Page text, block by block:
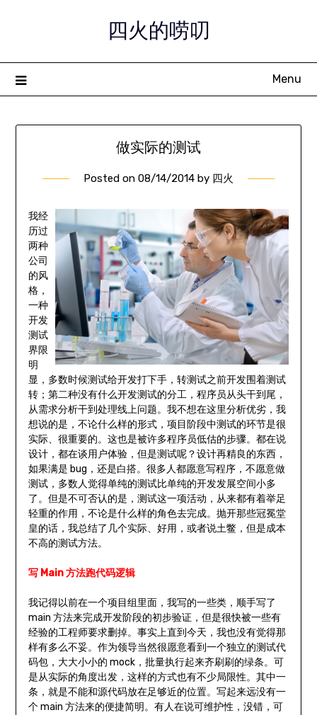
四火的唠叨
Menu
做实际的测试
Posted on 08/14/2014 by 四火
我经
历过
两种
公司
的风
格，
一种
开发
测试
界限
明
显，多数时候测试给开发打下手，转测试之前开发围着测试
转；第二种没有什么开发测试的分工，程序员从头干到尾，
从需求分析干到处理线上问题。我不想在这里分析优劣，我
想说的是，不论什么样的形式，项目阶段中测试的环节是很
实际、很重要的。这也是被许多程序员低估的步骤。都在说
设计，都在谈用户体验，但是测试呢？设计再精良的东西，
如果满是 bug，还是白搭。很多人都愿意写程序，不愿意做
测试，多数人觉得单纯的测试比单纯的开发发展空间小多
了。但是不可否认的是，测试这一项活动，从来都有着举足
轻重的作用，不论是什么样的角色去完成。抛开那些冠冕堂
皇的话，我总结了几个实际、好用，或者说土鳖，但是成本
不高的测试方法。
写 Main 方法跑代码逻辑
我记得以前在一个项目组里面，我写的一些类，顺手写了
main 方法来完成开发阶段的初步验证，但是很快被一些有
经验的工程师要求删掉。事实上直到今天，我也没有觉得那
样有多么不妥。作为领导当然很愿意看到一个独立的测试代
码包，大大小小的 mock，批量执行起来齐刷刷的绿条。可
是从实际的角度出发，这样的方式也有不少局限性。其中一
条，就是不能和源代码放在足够近的位置。写起来远没有一
个 main 方法来的便捷简明。有人在说可维护性，没错，可